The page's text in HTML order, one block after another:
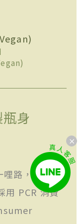
身
哩路， 歐萊
用 PCR 消費